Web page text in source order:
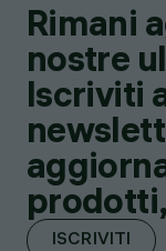
Rimani
nostre
Iscriviti
ISCRIVITI